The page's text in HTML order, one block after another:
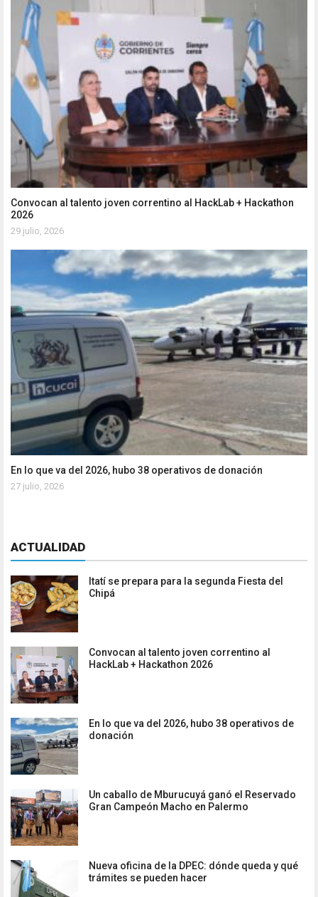
Convocan al talento joven correntino al HackLab + Hackathon
2026
29 julio, 2026
En lo que va del 2026, hubo 38 operativos de donación
27 julio, 2026
ACTUALIDAD
Itatí se prepara para la segunda Fiesta del
Chipá
Convocan al talento joven correntino al
HackLab + Hackathon 2026
En lo que va del 2026, hubo 38 operativos de
donación
Un caballo de Mburucuyá ganó el Reservado
Gran Campeón Macho en Palermo
Nueva oficina de la DPEC: dónde queda y qué
trámites se pueden hacer